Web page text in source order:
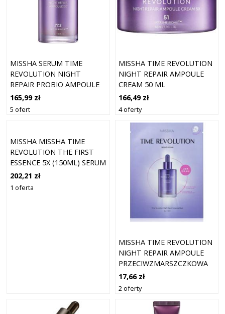
MISSHA SERUM TIME
REVOLUTION NIGHT
REPAIR PROBIO AMPOULE
50ML
165,99 zł
5 ofert
MISSHA TIME REVOLUTION
NIGHT REPAIR AMPOULE
CREAM 50 ML
166,49 zł
4 oferty
MISSHA MISSHA TIME
REVOLUTION THE FIRST
ESSENCE 5X (150ML) SERUM
PRZECIWZMARSZCZKOWE
150 ML
202,21 zł
1 oferta
MISSHA TIME REVOLUTION
NIGHT REPAIR AMPOULE
PRZECIWZMARSZCZKOWA
MASKA W PŁACHCIE 30 G
17,66 zł
2 oferty